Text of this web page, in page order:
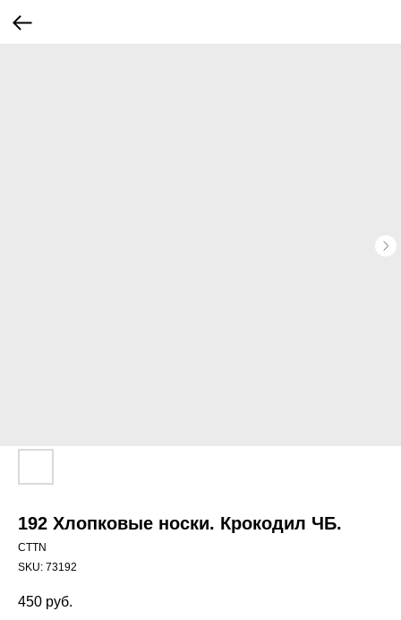
192 Хлопковые носки. Крокодил ЧБ.
CTTN
SKU: 73192
450 руб.